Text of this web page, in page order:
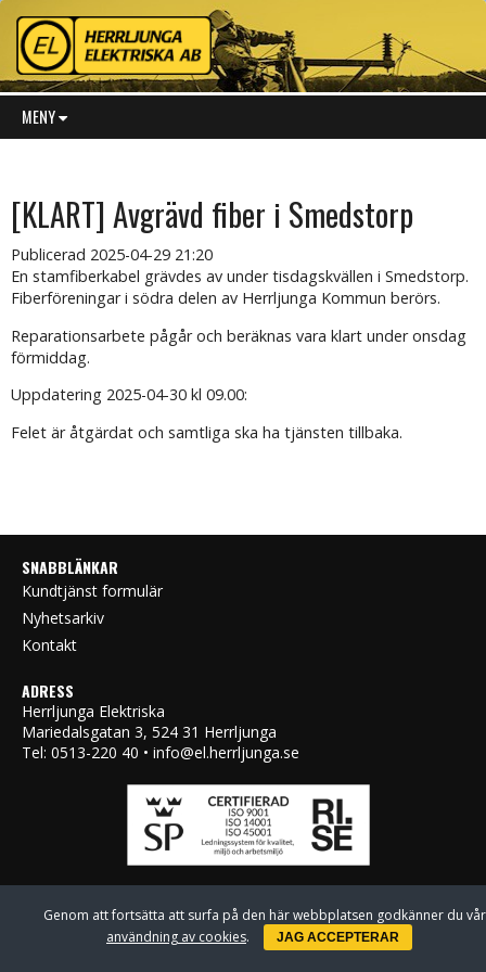
MENY
[KLART] Avgrävd fiber i Smedstorp
Publicerad 2025-04-29 21:20
En stamfiberkabel grävdes av under tisdagskvällen i Smedstorp.
Fiberföreningar i södra delen av Herrljunga Kommun berörs.
Reparationsarbete pågår och beräknas vara klart under onsdag
förmiddag.
Uppdatering 2025-04-30 kl 09.00:
Felet är åtgärdat och samtliga ska ha tjänsten tillbaka.
SNABBLÄNKAR
Kundtjänst formulär
Nyhetsarkiv
Kontakt
ADRESS
Herrljunga Elektriska
Mariedalsgatan 3, 524 31 Herrljunga
Tel: 0513-220 40 • info@el.herrljunga.se
Genom att fortsätta att surfa på den här webbplatsen godkänner du vår
användning av cookies. JAG ACCEPTERAR